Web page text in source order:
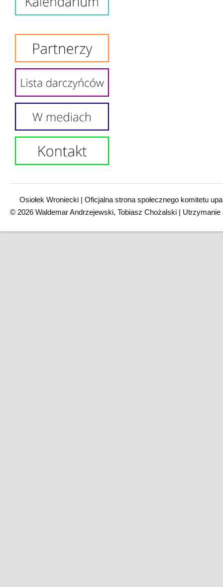
Osiołek Wroniecki | Oficjalna strona społecznego komitetu
© 2026 Waldemar Andrzejewski, Tobiasz Chożalski |